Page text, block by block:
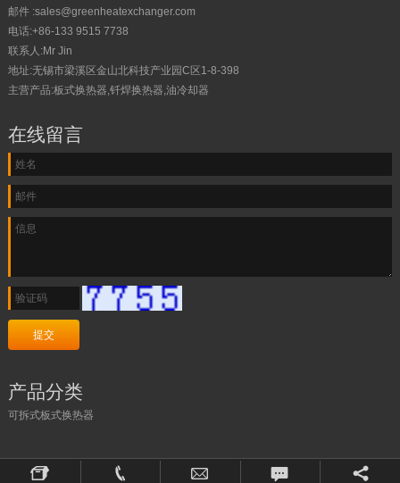
邮件 :sales@greenheatexchanger.com
电话:+86-‭133 9515 7738
联系人:Mr Jin
地址:无锡市梁溪区金山北科技产业园C区1-8-398
主营产品:板式换热器,钎焊换热器,油冷却器
在线留言
产品分类
可拆式板式换热器